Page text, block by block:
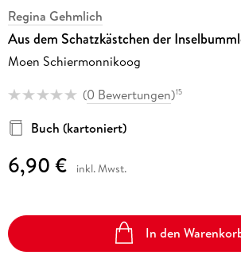
Regina Gehmlich
Aus dem Schatzkästchen der
Moen Schiermonnikoog
(0 Bewertungen)15
Buch (kartoniert)
6,90 € inkl. Mwst.
In den